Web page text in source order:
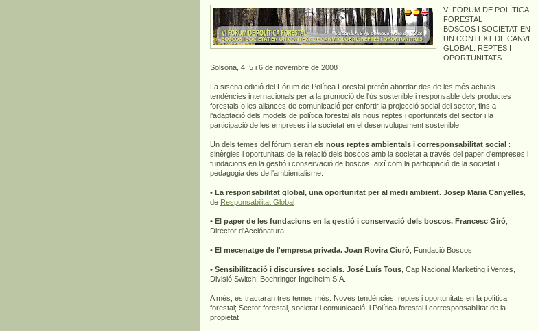
VI FÒRUM DE POLÍTICA
FORESTAL
BOSCOS I SOCIETAT EN
UN CONTEXT DE CANVI
GLOBAL: REPTES I
OPORTUNITATS
Solsona, 4, 5 i 6 de novembre de 2008
La sisena edició del Fórum de Política Forestal pretén abordar des de les més actuals
tendències internacionals per a la promoció de l'ús sostenible i responsable dels productes
forestals o les aliances de comunicació per enfortir la projecció social del sector, fins a
l'adaptació dels models de política forestal als nous reptes i oportunitats del sector i la
participació de les empreses i la societat en el desenvolupament sostenible.
Un dels temes del fòrum seran els nous reptes ambientals i corresponsabilitat social :
sinèrgies i oportunitats de la relació dels boscos amb la societat a través del paper d'empreses i
fundacions en la gestió i conservació de boscos, així com la participació de la societat i
pedagogia des de l'ambientalisme.
• La responsabilitat global, una oportunitat per al medi ambient. Josep Maria Canyelles
de Responsabilitat Global
• El paper de les fundacions en la gestió i conservació dels boscos. Francesc Giró
Director d'Acciónatura
• El mecenatge de l'empresa privada. Joan Rovira Ciuró , Fundació Boscos
• Sensibilització i discursives socials. José Luís Tous , Cap Nacional Marketing i Ventes,
Divisió Switch, Boehringer Ingelheim S.A.
A més, es tractaran tres temes més: Noves tendències, reptes i oportunitats en la política
forestal; Sector forestal, societat i comunicació; i Política forestal i corresponsabilitat de la
propietat